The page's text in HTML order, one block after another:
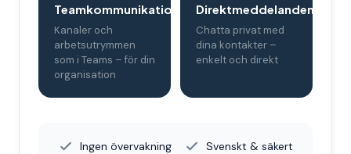
Teamkommunikation
Kanaler och
arbetsutrymmen
som i Teams – för din
organisation
Direktmeddelanden
Chatta privat med
dina kontakter –
enkelt och direkt
Ingen övervakning
Svenskt & säkert